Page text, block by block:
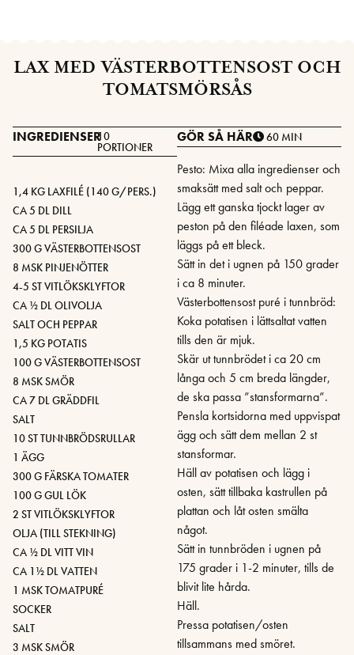
LAX MED VÄSTERBOTTENSOST OCH
TOMATSMÖRSÅS
INGREDIENSER10
PORTIONER
1,4 KG LAXFILÉ (140 G/PERS.)
CA 5 DL DILL
CA 5 DL PERSILJA
300 G VÄSTERBOTTENSOST
8 MSK PINJENÖTTER
4-5 ST VITLÖKSKLYFTOR
CA ½ DL OLIVOLJA
SALT OCH PEPPAR
1,5 KG POTATIS
100 G VÄSTERBOTTENSOST
8 MSK SMÖR
CA 7 DL GRÄDDFIL
SALT
10 ST TUNNBRÖDSRULLAR
1 ÄGG
300 G FÄRSKA TOMATER
100 G GUL LÖK
2 ST VITLÖKSKLYFTOR
OLJA (TILL STEKNING)
CA ½ DL VITT VIN
CA 1½ DL VATTEN
1 MSK TOMATPURÉ
SOCKER
SALT
3 MSK SMÖR
GÖR SÅ HÄR 60 MIN
Pesto: Mixa alla ingredienser och
smaksätt med salt och peppar.
Lägg ett ganska tjockt lager av
peston på den filéade laxen, som
läggs på ett bleck.
Sätt in det i ugnen på 150 grader
i ca 8 minuter.
Västerbottensost puré i tunnbröd:
Koka potatisen i lättsaltat vatten
tills den är mjuk.
Skär ut tunnbrödet i ca 20 cm
långa och 5 cm breda längder,
de ska passa ”stansformarna”.
Pensla kortsidorna med uppvispat
ägg och sätt dem mellan 2 st
stansformar.
Häll av potatisen och lägg i
osten, sätt tillbaka kastrullen på
plattan och låt osten smälta
något.
Sätt in tunnbröden i ugnen på
175 grader i 1-2 minuter, tills de
blivit lite hårda.
Häll.
Pressa potatisen/osten
tillsammans med smöret.